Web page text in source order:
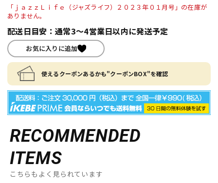
「ｊａｚｚＬｉｆｅ（ジャズライフ）２０２３年０１月号」の在庫が
ありません。
配送日目安：通常3～4営業日以内に発送予定
お気に入りに追加
使えるクーポンあるかも"クーポンBOX"を確認
RECOMMENDED
ITEMS
こちらもよく見られています